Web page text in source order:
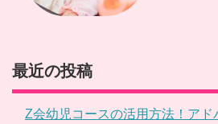
最近の投稿
Z会幼児コースの活用方法！アド